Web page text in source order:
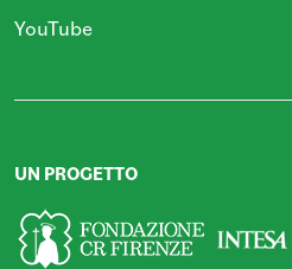
YouTube
UN PROGETTO